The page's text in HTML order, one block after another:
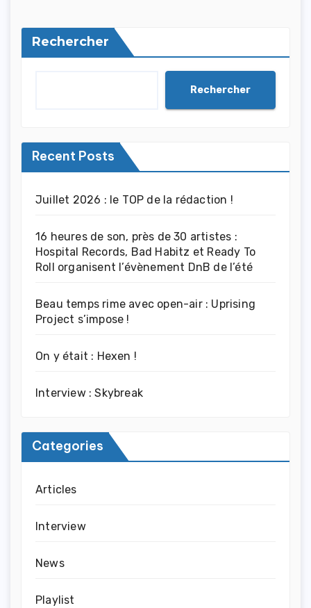
Rechercher
Rechercher
Recent Posts
Juillet 2026 : le TOP de la rédaction !
16 heures de son, près de 30 artistes :
Hospital Records, Bad Habitz et Ready To
Roll organisent l’évènement DnB de l’été
Beau temps rime avec open-air : Uprising
Project s’impose !
On y était : Hexen !
Interview : Skybreak
Categories
Articles
Interview
News
Playlist